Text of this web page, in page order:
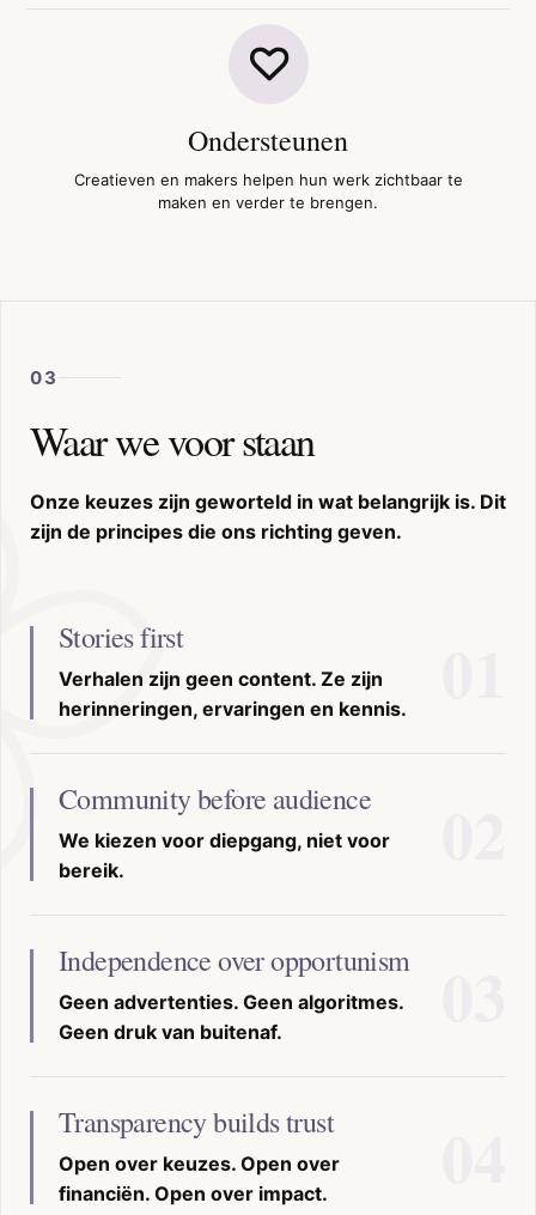
Ondersteunen
Creatieven en makers helpen hun werk zichtbaar te
maken en verder te brengen.
03
Waar we voor staan
Onze keuzes zijn geworteld in wat belangrijk is. Dit
zijn de principes die ons richting geven.
Stories first
Verhalen zijn geen content. Ze zijn
herinneringen, ervaringen en kennis.
Community before audience
We kiezen voor diepgang, niet voor
bereik.
Independence over opportunism
Geen advertenties. Geen algoritmes.
Geen druk van buitenaf.
Transparency builds trust
Open over keuzes. Open over
financiën. Open over impact.